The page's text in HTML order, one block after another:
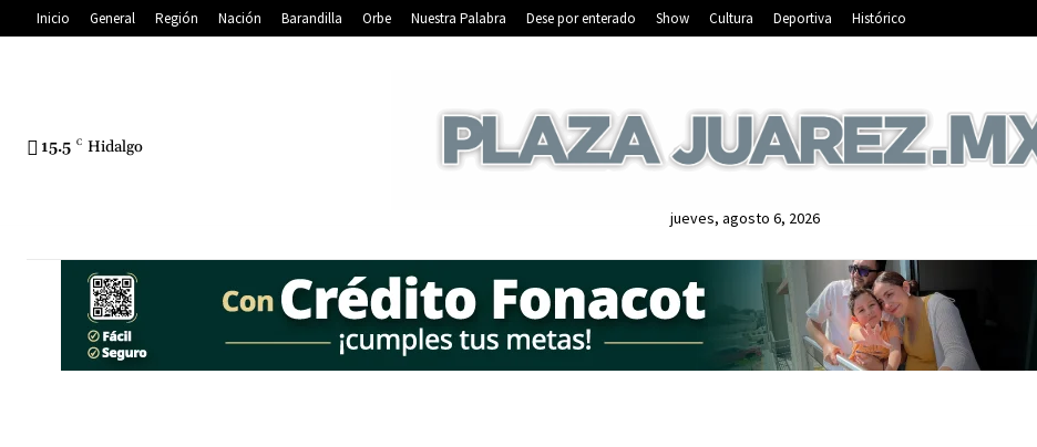
Inicio General Región Nación Barandilla Orbe Nuestra Palabra Dese por enterado Show Cultura Deportiva Histórico
15.5 C Hidalgo
jueves, agosto 6, 2026